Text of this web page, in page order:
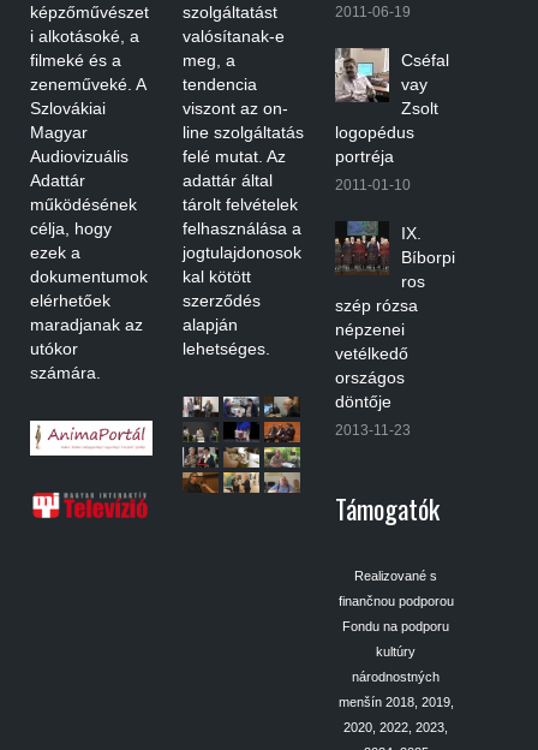
képzőművészet
i alkotásoké, a
filmeké és a
zeneműveké. A
Szlovákiai
Magyar
Audiovizuális
Adattár
működésének
célja, hogy
ezek a
dokumentumok
elérhetőek
maradjanak az
utókor
számára.
szolgáltatást
valósítanak-e
meg, a
tendencia
viszont az on-
line szolgáltatás
felé mutat. Az
adattár által
tárolt felvételek
felhasználása a
jogtulajdonosok
kal kötött
szerződés
alapján
lehetséges.
2011-06-19
Cséfal
vay
Zsolt
logopédus
portréja
2011-01-10
IX.
Bíborpi
ros
szép rózsa
népzenei
vetélkedő
országos
döntője
2013-11-23
Támogatók
Realizované s
finančnou podporou
Fondu na podporu
kultúry
národnostných
menšín 2018, 2019,
2020, 2022, 2023,